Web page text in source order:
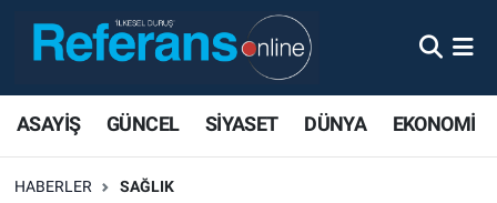
ASAYİŞ GÜNCEL SİYASET DÜNYA EKONOMİ
HABERLER SAĞLIK